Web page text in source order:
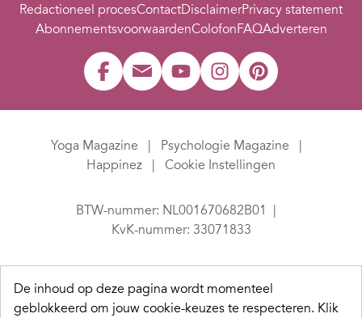
Redactioneel procesContactDisclaimerPrivacy statement
AbonnementsvoorwaardenColofonFAQAdverteren
Yoga Magazine
Psychologie Magazine
Happinez
Cookie Instellingen
BTW-nummer: NL001670682B01
KvK-nummer: 33071833
De inhoud op deze pagina wordt momenteel
geblokkeerd om jouw cookie-keuzes te respecteren. Klik